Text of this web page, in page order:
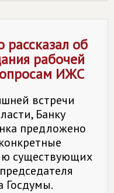
рассказал об
рабочей
ИЖС
встречи
Банку
предложено
существующих
Госдумы.